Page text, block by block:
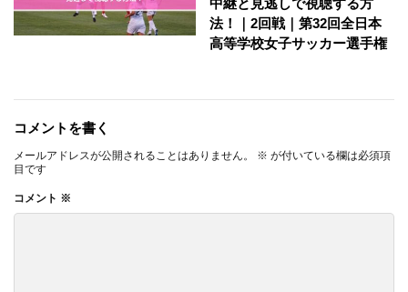
中継と見逃しで視聴する方
法！｜2回戦｜第32回全日本
高等学校女子サッカー選手権
コメントを書く
メールアドレスが公開されることはありません。 ※ が付いている欄は必須項
目です
コメント ※